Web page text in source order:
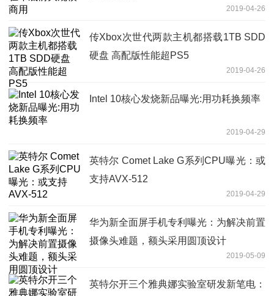
2019-04-26
传Xbox次世代两款主机都搭载1TB SDD
硬盘 高配版性能超PS5
2019-04-26
Intel 10核心发烧新品曝光:用功耗换频率
2019-04-29
英特尔 Comet Lake G系列CPU曝光：或
支持AVX-512
2019-04-29
华为新全面屏手机专利曝光：为解决前置
摄像头难题，额头采用圆顶设计
2019-05-09
英特尔开三个雅典娜实验室研发新笔电：